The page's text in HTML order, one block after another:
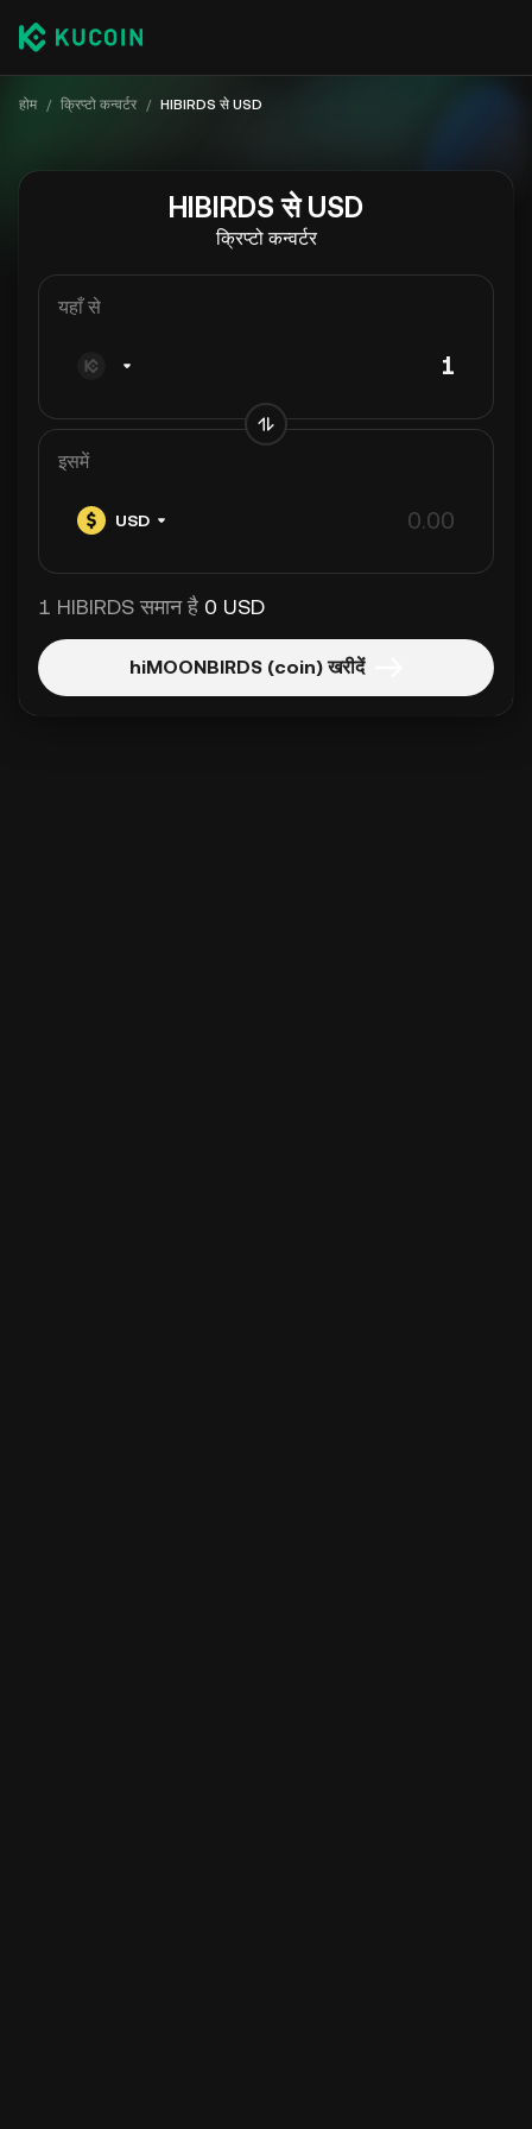
होम / क्रिप्टो कन्वर्टर / HIBIRDS से USD
HIBIRDS से USD
क्रिप्टो कन्वर्टर
यहाँ से
इसमें
USD
1 HIBIRDS समान है 0 USD
hiMOONBIRDS (coin) खरीदें